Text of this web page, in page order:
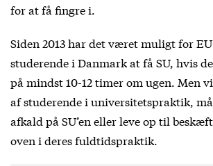
for at få fingre i.
Siden 2013 har det været muligt for
studerende i Danmark at få SU, hvis
på mindst 10-12 timer om ugen. Men
af studerende i universitetspraktik,
afkald på SU’en eller leve op til
oven i deres fuldtidspraktik.